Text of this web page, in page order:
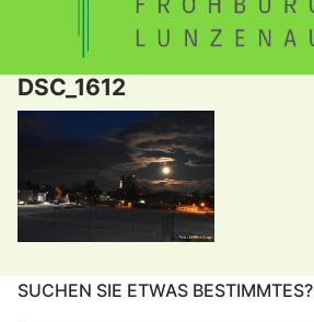
DSC_1612
SUCHEN SIE ETWAS BESTIMMTES?